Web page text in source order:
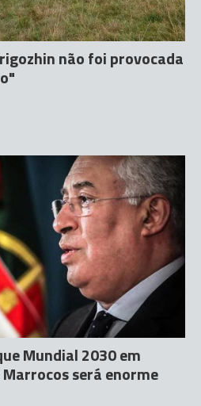
não foi provocada
Mundial 2030 em
será enorme